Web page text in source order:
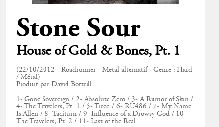
Stone Sour
House of Gold & Bones, Pt. 1
(22/10/2012 - Roadrunner - Metal alternatif - Genre : Hard
/ Métal)
Produit par David Bottrill
1- Gone Sovereign / 2- Absolute Zero / 3- A Rumor of Skin /
4- The Travelers, Pt. 1 / 5- Tired / 6- RU486 / 7- My Name
Is Allen / 8- Taciturn / 9- Influence of a Drowsy God / 10-
The Travelers, Pt. 2 / 11- Last of the Real